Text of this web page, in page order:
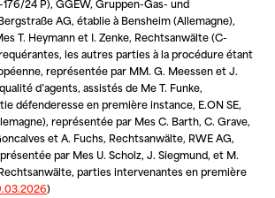
AG, établie à Bensheim (Allemagne),
T. Heymann et I. Zenke, Rechtsanwälte (C-
les autres parties à la procédure étant
, représentée par MM. G. Meessen et J.
d’agents, assistés de Me T. Funke,
défenderesse en première instance, E.ON SE,
représentée par Mes C. Barth, C. Grave,
et A. Fuchs, Rechtsanwälte, RWE AG,
par Mes U. Scholz, J. Siegmund, et M.
parties intervenantes en première
)